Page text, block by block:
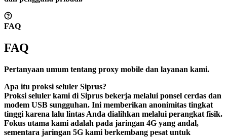
FAQ
FAQ
Pertanyaan umum tentang proxy mobile dan layanan kami.
Apa itu proksi seluler Siprus?
Proksi seluler kami di Siprus bekerja melalui ponsel cerdas dan
modem USB sungguhan. Ini memberikan anonimitas tingkat
tinggi karena lalu lintas Anda dialihkan melalui perangkat fisik.
Fokus utama kami adalah pada jaringan 4G yang andal,
sementara jaringan 5G kami berkembang pesat untuk